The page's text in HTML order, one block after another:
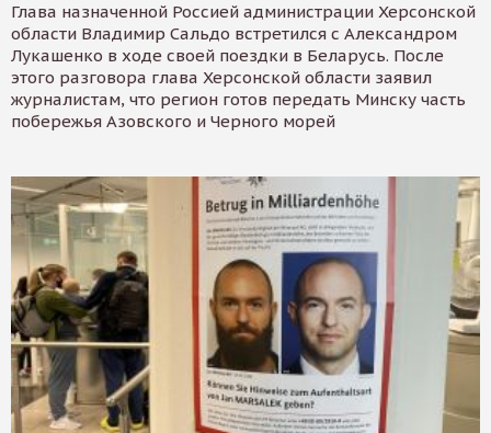
Глава назначенной Россией администрации Херсонской
области Владимир Сальдо встретился с Александром
Лукашенко в ходе своей поездки в Беларусь. После
этого разговора глава Херсонской области заявил
журналистам, что регион готов передать Минску часть
побережья Азовского и Черного морей